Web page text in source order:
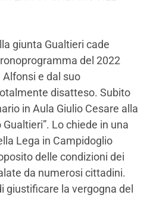
giunta Gualtieri cade
del 2022
Alfonsi e dal suo
disatteso. Subito
in Aula Giulio Cesare alla
Lo chiede in una
Lega in Campidoglio
delle condizioni dei
da numerosi cittadini.
giustificare la vergogna del